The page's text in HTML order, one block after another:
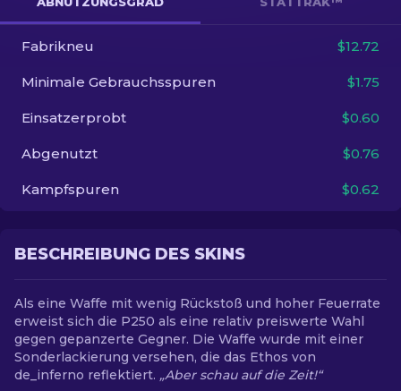
Andere
Fabrikneu $12.72
Minimale Gebrauchsspuren $1.75
Einsatzerprobt $0.60
Abgenutzt $0.76
Kampfspuren $0.62
BESCHREIBUNG DES SKINS
Als eine Waffe mit wenig Rückstoß und hoher Feuerrate
erweist sich die P250 als eine relativ preiswerte Wahl
gegen gepanzerte Gegner. Die Waffe wurde mit einer
Sonderlackierung versehen, die das Ethos von
de_inferno reflektiert. „Aber schau auf die Zeit!“